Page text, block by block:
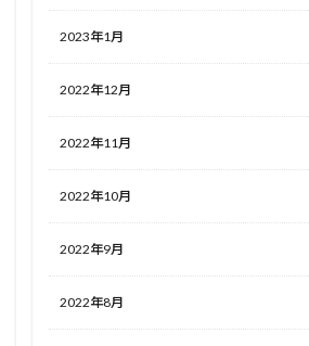
2023年1月
2022年12月
2022年11月
2022年10月
2022年9月
2022年8月